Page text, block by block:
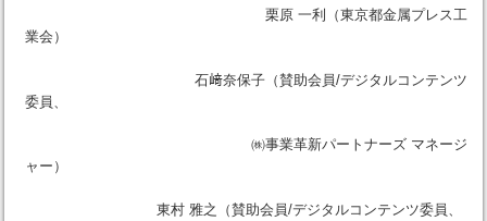
栗原 一利（東京都金属プレス工
業会）
石﨑奈保子（賛助会員/デジタルコンテンツ
委員、
㈱事業革新パートナーズ マネージ
ャー）
東村 雅之（賛助会員/デジタルコンテンツ委員、